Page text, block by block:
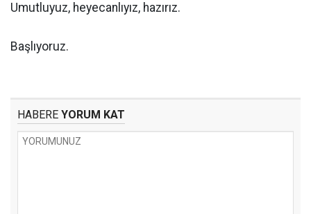
Umutluyuz, heyecanlıyız, hazırız.
Başlıyoruz.
HABERE YORUM KAT